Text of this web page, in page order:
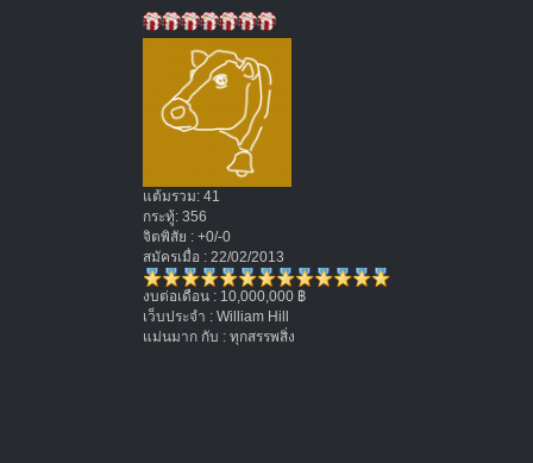
แต้มรวม: 41
กระทู้: 356
จิตพิสัย : +0/-0
สมัครเมื่อ : 22/02/2013
งบต่อเดือน : 10,000,000 ฿
เว็บประจำ : William Hill
แม่นมาก กับ : ทุกสรรพสิ่ง